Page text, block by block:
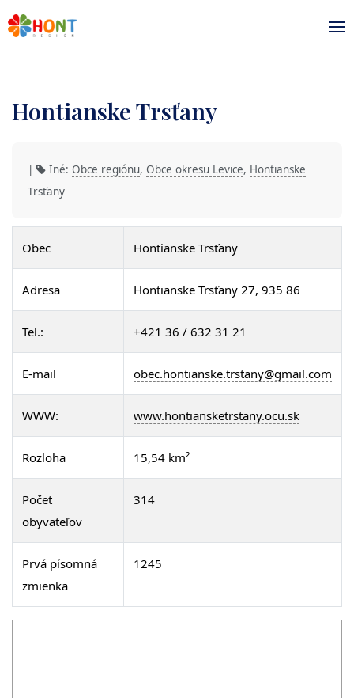
Hontianske Trsťany
| Iné: Obce regiónu, Obce okresu Levice, Hontianske
Trsťany
Obec Hontianske Trsťany
Adresa Hontianske Trsťany 27, 935 86
Tel.: +421 36 / 632 31 21
E-mail obec.hontianske.trstany@gmail.com
WWW: www.hontiansketrstany.ocu.sk
Rozloha 15,54 km²
Počet
obyvateľov
314
Prvá písomná
zmienka
1245